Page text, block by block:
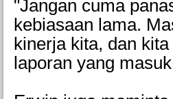
"Jangan cuma
kebiasaan lama.
kinerja kita, dan
laporan yang